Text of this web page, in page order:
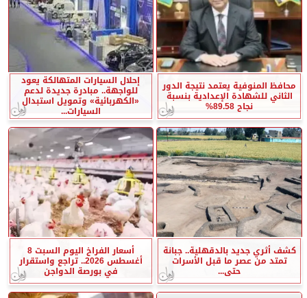
محافظ المنوفية يعتمد نتيجة الدور
الثاني للشهادة الإعدادية بنسبة
نجاح 89.58%
إحلال السيارات المتهالكة يعود
للواجهة.. مبادرة جديدة لدعم
«الكهربائية» وتمويل استبدال
السيارات...
كشف أثري جديد بالدقهلية.. جبانة
تمتد من عصر ما قبل الأسرات
حتى...
أسعار الفراخ اليوم السبت 8
أغسطس 2026.. تراجع واستقرار
في بورصة الدواجن